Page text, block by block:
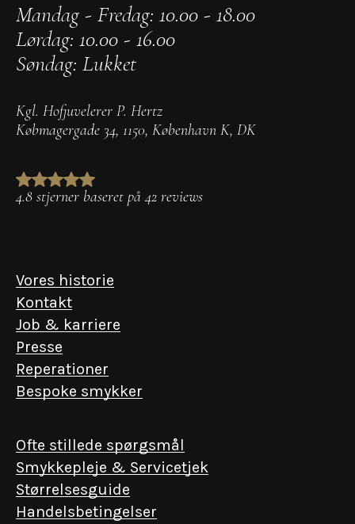
Mandag - Fredag: 10.00 - 18.00
Lørdag: 10.00 - 16.00
Søndag: Lukket
Kgl. Hofjuvelerer P. Hertz
Købmagergade 34, 1150, København K, DK
4.8 stjerner baseret på 42 reviews
Vores historie
Kontakt
Job & karriere
Presse
Reperationer
Bespoke smykker
Ofte stillede spørgsmål
Smykkepleje & Servicetjek
Størrelsesguide
Handelsbetingelser